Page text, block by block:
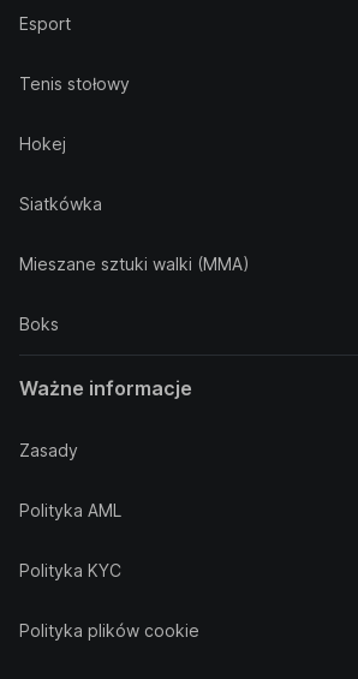
Esport
Tenis stołowy
Hokej
Siatkówka
Mieszane sztuki walki (MMA)
Boks
Ważne informacje
Zasady
Polityka AML
Polityka KYC
Polityka plików cookie